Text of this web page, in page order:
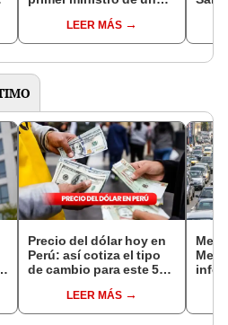
Roberto Sánchez
LEER MÁS
Precio del dólar hoy en
Perú: así cotiza el tipo
de cambio para este 5
LEER MÁS